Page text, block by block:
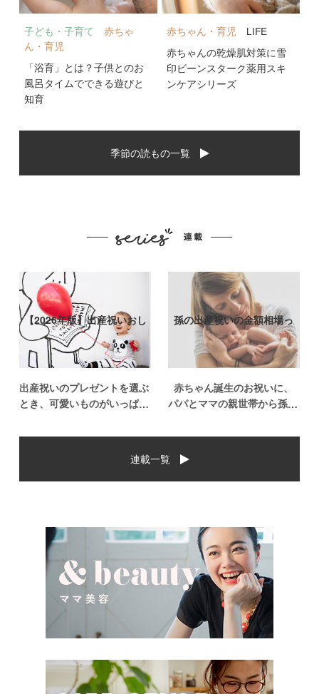
子ども・子育て
赤ちゃ
ん・育児
「浴育」とは？子供とのお
風呂タイムでできる遊びと
知育
赤ちゃん・育児
LIFE
赤ちゃんの乾燥肌対策に雪
印ビーンスターク薬用スキ
ンケアシリーズ
季節の読もの一覧
【2026年版】出産祝いおし
ゃれなプ…
出産祝いのプレゼントを選ぶ
とき、可愛いものがいっぱい
の気持ちを込めて贈るものだ
いし、たくさん使ってもらえ
るものをプレゼントしたい。
孫の出産祝いの金額相場っ
て？出産祝い…
赤ちゃん誕生のお祝いに、
パパとママの親世帯から孫誕
た場合、今現在のお祝いの相
んなものなのでしょうか。ま
た、出産祝いに関して気をつ
連載一覧